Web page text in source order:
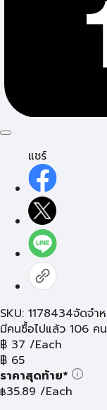
แชร์
SKU: 1178434จัดจำ
มีคนซื้อไปแล้ว 106 คน
฿ 37 /Each
฿ 65
ราคาสุดท้าย*
฿35.89 /Each